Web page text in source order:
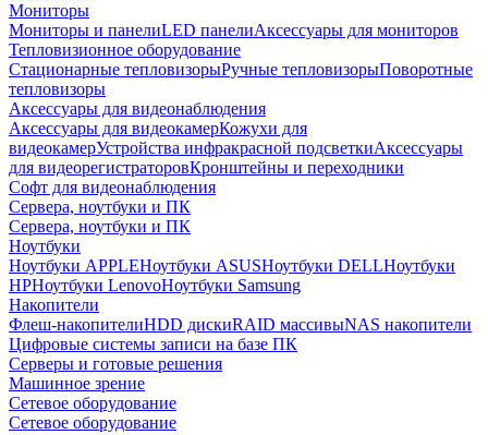
Мониторы
Мониторы и панелиLED панелиАксессуары для мониторов
Тепловизионное оборудование
Стационарные тепловизорыРучные тепловизорыПоворотные
тепловизоры
Аксессуары для видеонаблюдения
Аксессуары для видеокамерКожухи для
видеокамерУстройства инфракрасной подсветкиАксессуары
для видеорегистраторовКронштейны и переходники
Софт для видеонаблюдения
Сервера, ноутбуки и ПК
Сервера, ноутбуки и ПК
Ноутбуки
Ноутбуки APPLEНоутбуки ASUSНоутбуки DELLНоутбуки
HPНоутбуки LenovoНоутбуки Samsung
Накопители
Флеш-накопителиHDD дискиRAID массивыNAS накопители
Цифровые системы записи на базе ПК
Серверы и готовые решения
Машинное зрение
Сетевое оборудование
Сетевое оборудование